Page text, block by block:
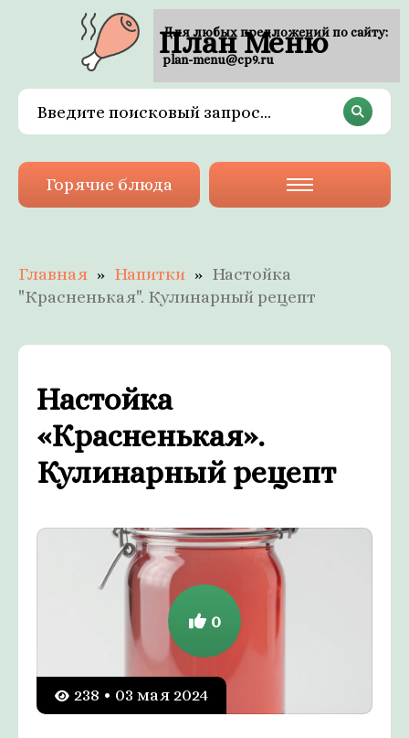
План Меню
Горячие блюда
Главная Напитки
Настойка
"Красненькая". Кулинарный рецепт
Настойка
«Красненькая».
Кулинарный рецепт
238 • 03 мая 2024
0
Для любых предложений по сайту:
plan-menu@cp9.ru